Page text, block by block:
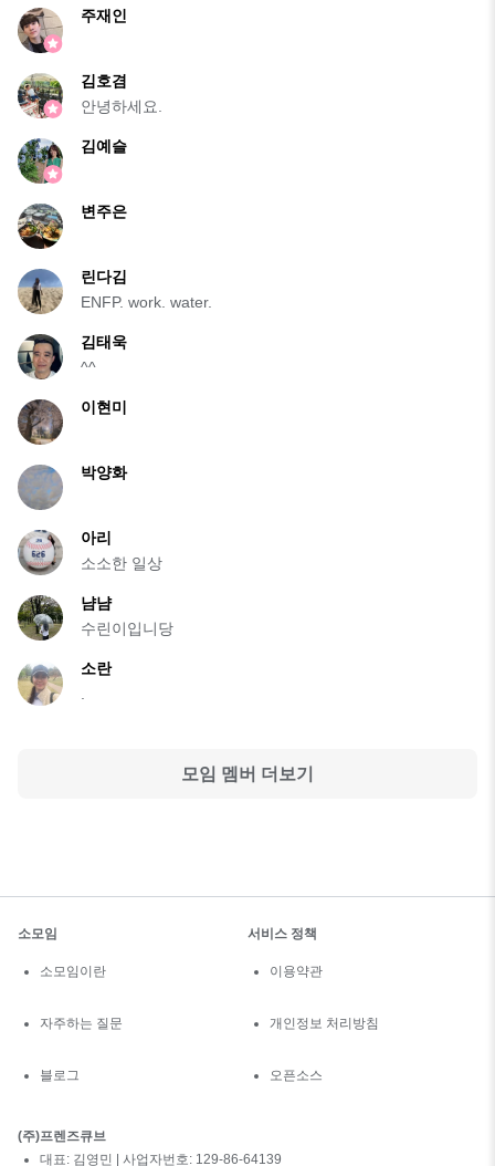
주재인
김호겸
안녕하세요.
김예슬
변주은
린다김
ENFP. work. water.
김태욱
^^
이현미
박양화
아리
소소한 일상
냠냠
수린이입니당
소란
모임 멤버 더보기
소모임
소모임이란
자주하는 질문
블로그
서비스 정책
이용약관
개인정보 처리방침
오픈소스
(주)프렌즈큐브
대표: 김영민 | 사업자번호: 129-86-64139